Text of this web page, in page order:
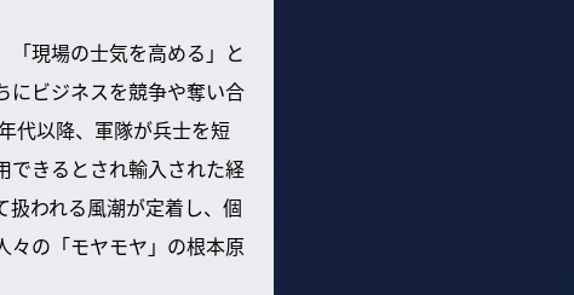
現場の士気を高める」と
にビジネスを競争や奪い合
代以降、軍隊が兵士を短
できるとされ輸入された経
われる風潮が定着し、個
々の「モヤモヤ」の根本原